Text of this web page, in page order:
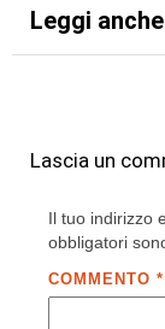
Leggi anche
Lascia un
Il tuo indirizzo
obbligatori
COMMENTO *